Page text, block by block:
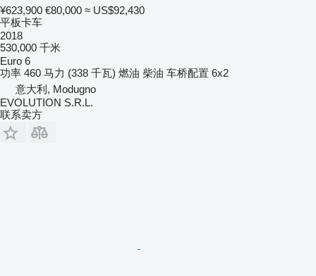
¥623,900 €80,000 ≈ US$92,430
平板卡车
2018
530,000 千米
Euro 6
功率 460 马力 (338 千瓦) 燃油 柴油 车桥配置 6x2
意大利, Modugno
EVOLUTION S.R.L.
联系卖方